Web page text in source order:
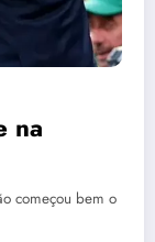
na
começou bem o